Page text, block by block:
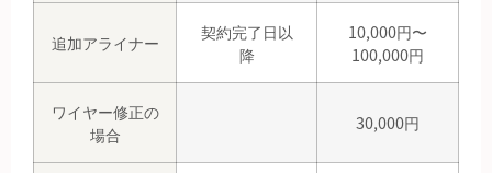
追加アライナー
契約完了日以
降
10,000円〜
100,000円
ワイヤー修正の
場合
30,000円